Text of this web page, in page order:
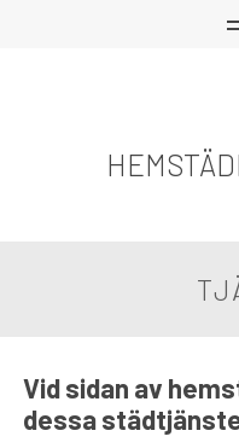
Vid sidan av
dessa